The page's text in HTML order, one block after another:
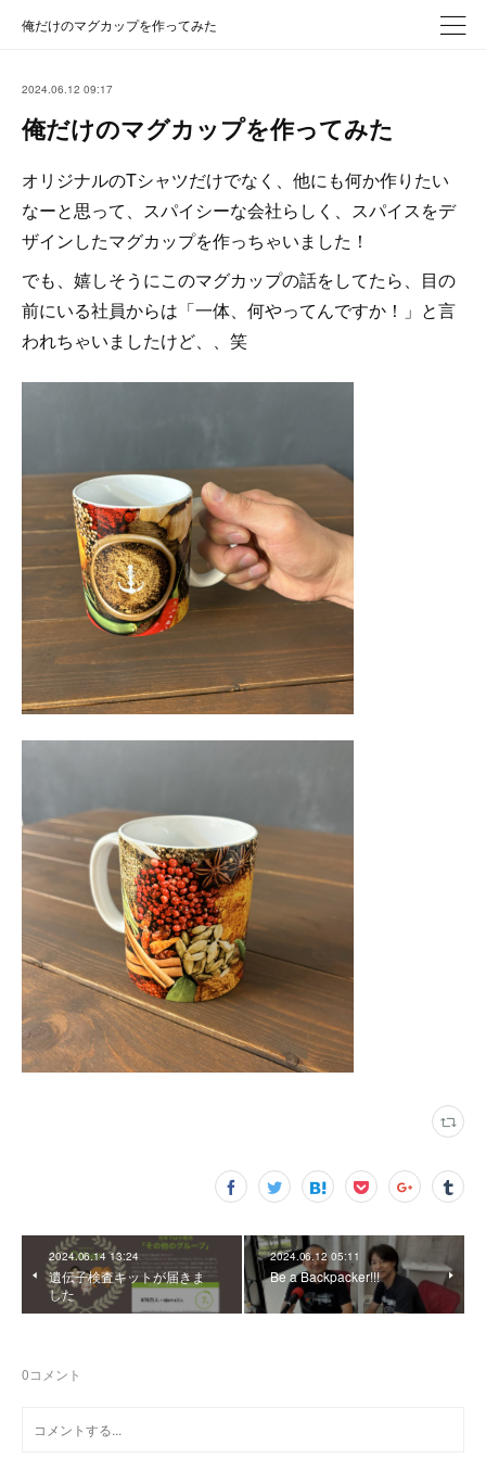
俺だけのマグカップを作ってみた
2024.06.12 09:17
俺だけのマグカップを作ってみた
オリジナルのTシャツだけでなく、他にも何か作りたい
なーと思って、スパイシーな会社らしく、スパイスをデ
ザインしたマグカップを作っちゃいました！
でも、嬉しそうにこのマグカップの話をしてたら、目の
前にいる社員からは「一体、何やってんですか！」と言
われちゃいましたけど、、笑
2024.06.14 13:24
遺伝子検査キットが届きま
した
2024.06.12 05:11
Be a Backpacker!!!
0コメント